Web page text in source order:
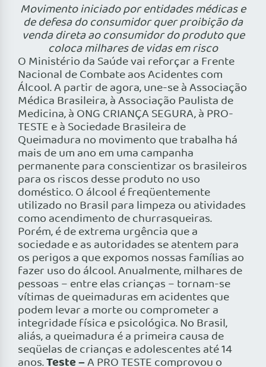
Movimento iniciado por entidades médicas e
de defesa do consumidor quer proibição da
venda direta ao consumidor do produto que
coloca milhares de vidas em risco
O Ministério da Saúde vai reforçar a Frente
Nacional de Combate aos Acidentes com
Álcool. A partir de agora, une-se à Associação
Médica Brasileira, à Associação Paulista de
Medicina, à ONG CRIANÇA SEGURA, à PRO-
TESTE e à Sociedade Brasileira de
Queimadura no movimento que trabalha há
mais de um ano em uma campanha
permanente para conscientizar os brasileiros
para os riscos desse produto no uso
doméstico. O álcool é freqüentemente
utilizado no Brasil para limpeza ou atividades
como acendimento de churrasqueiras.
Porém, é de extrema urgência que a
sociedade e as autoridades se atentem para
os perigos a que expomos nossas famílias ao
fazer uso do álcool. Anualmente, milhares de
pessoas – entre elas crianças – tornam-se
vítimas de queimaduras em acidentes que
podem levar a morte ou comprometer a
integridade física e psicológica. No Brasil,
aliás, a queimadura é a primeira causa de
seqüelas de crianças e adolescentes até 14
anos.Teste –A PRO TESTE comprovou o